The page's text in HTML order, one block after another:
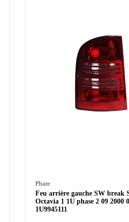
Phare
Feu arrière gauche SW break
Octavia 1 1U phase 2 09 2000
1U9945111